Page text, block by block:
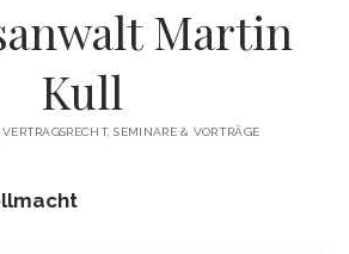
UND VORTRÄGE
Menü
ZUM THEMA KÜNDIGUNG
DOWNLOADS
Martin
Kull
SEMINARE & VORTRÄGE